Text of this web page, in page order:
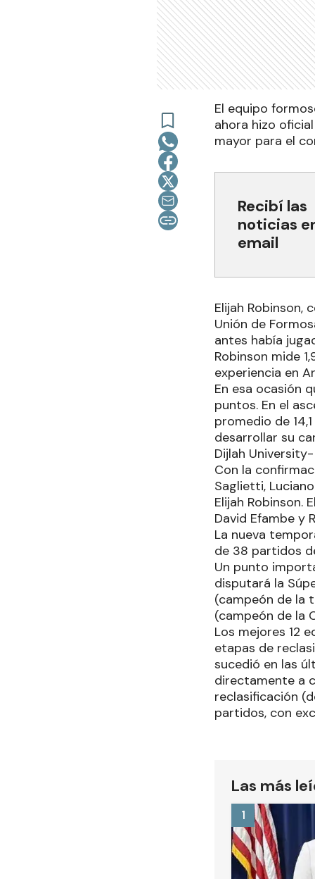
El equipo
ahora hizo
mayor para el
Recibí las
noticias
email
Elijah Robinson,
Unión de
antes había
Robinson mide
experiencia en
En esa ocasión
puntos. En el
promedio de
desarrollar su
Dijlah
Con la
Saglietti,
Elijah Robinson.
David Efambe y
La nueva
de 38 partidos
Un punto
disputará la
(campeón de la
(campeón de la
Los mejores 12
etapas de
sucedió en las
directamente a
reclasificación
partidos, con
Las más
1